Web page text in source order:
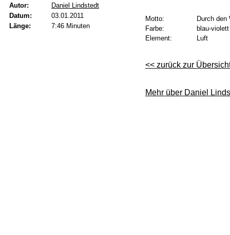
Autor:
Daniel Lindstedt
Datum:
03.01.2011
Länge:
7:46 Minuten
Motto:
Durch den
Farbe:
blau-violett
Element:
Luft
<< zurück zur
Mehr über Daniel